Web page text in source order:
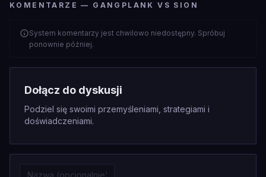
KOMENTARZE — GANGPLANK VS SION
System komentarzy jest chwilowo niedostępny. Spróbuj
ponownie później.
Dołącz do dyskusji
Podziel się swoimi przemyśleniami, strategiami i
doświadczeniami.